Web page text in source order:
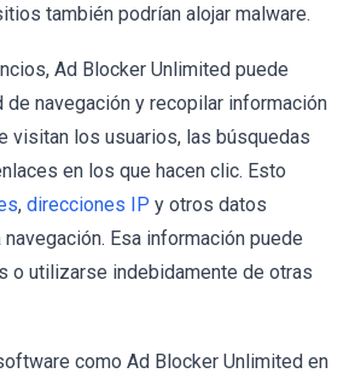
también podrían alojar malware.
Ad Blocker Unlimited puede
de navegación y recopilar información
visitan los usuarios, las búsquedas
en los que hacen clic. Esto
, direcciones IP y otros datos
Esa información puede
o utilizarse indebidamente de otras
como Ad Blocker Unlimited en